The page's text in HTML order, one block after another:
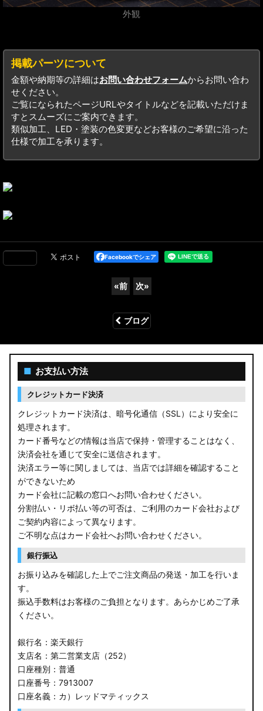
外観
掲載パーツについて
金額や納期等の詳細はお問い合わせフォームからお問い合わ
せください。
ご覧になられたページURLやタイトルなどを記載いただけま
すとスムーズにご案内できます。
類似加工、LED・塗装の色変更などお客様のご希望に沿った
仕様で加工を承ります。
Facebookでシェア
«前 次»
ブログ
■ お支払い方法
クレジットカード決済
クレジットカード決済は、暗号化通信（SSL）により安全に
処理されます。
カード番号などの情報は当店で保持・管理することはなく、
決済会社を通じて安全に送信されます。
決済エラー等に関しましては、当店では詳細を確認すること
ができないため
カード会社に記載の窓口へお問い合わせください。
分割払い・リボ払い等の可否は、ご利用のカード会社および
ご契約内容によって異なります。
ご不明な点はカード会社へお問い合わせください。
銀行振込
お振り込みを確認した上でご注文商品の発送・加工を行いま
す。
振込手数料はお客様のご負担となります。あらかじめご了承
ください。
銀行名：楽天銀行
支店名：第二営業支店（252）
口座種別：普通
口座番号：7913007
口座名義：カ）レッドマティックス